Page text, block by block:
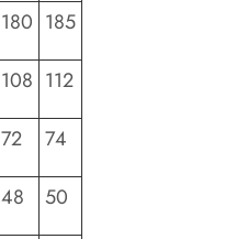
180 185
108 112
72 74
48 50